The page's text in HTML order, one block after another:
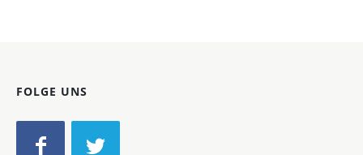
FOLGE UNS